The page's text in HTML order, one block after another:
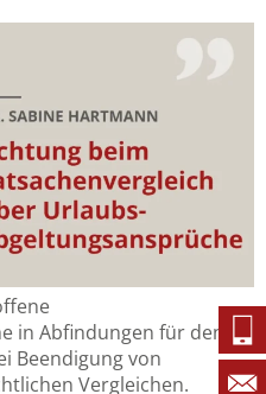
in Abfindungen für den
Beendigung von
Vergleichen.